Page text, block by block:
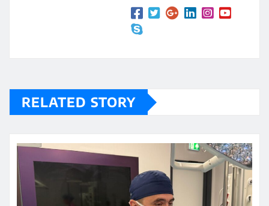
RELATED STORY